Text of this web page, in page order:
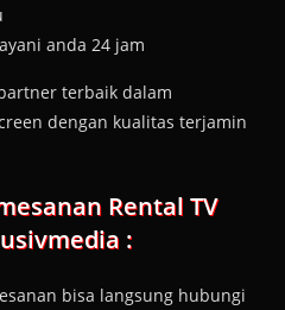
anda 24 jam
terbaik dalam
dengan kualitas terjamin
Rental TV
:
bisa langsung hubungi